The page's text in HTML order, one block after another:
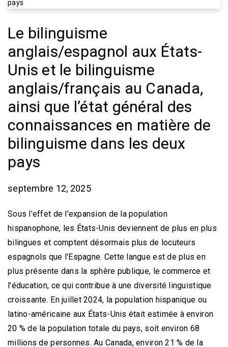
Le bilinguisme
anglais/espagnol aux États-
Unis et le bilinguisme
anglais/français au Canada,
ainsi que l’état général des
connaissances en matière de
bilinguisme dans les deux
pays
septembre 12, 2025
Sous l'effet de l'expansion de la population
hispanophone, les États-Unis deviennent de plus en plus
bilingues et comptent désormais plus de locuteurs
espagnols que l'Espagne. Cette langue est de plus en
plus présente dans la sphère publique, le commerce et
l'éducation, ce qui contribue à une diversité linguistique
croissante. En juillet 2024, la population hispanique ou
latino-américaine aux États-Unis était estimée à environ
20 % de la population totale du pays, soit environ 68
millions de personnes. Au Canada, environ 21 % de la